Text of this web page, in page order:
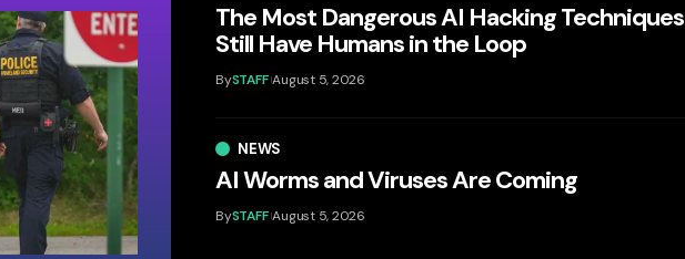
The Most Dangerous AI Hacking Techniques
Still Have Humans in the Loop
BySTAFF August 5, 2026
NEWS
AI Worms and Viruses Are Coming
BySTAFF August 5, 2026